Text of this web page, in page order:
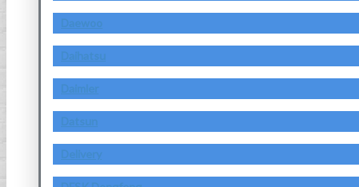
Daewoo
Daihatsu
Daimler
Datsun
Delivery